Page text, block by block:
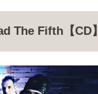
The Fifth【CD】